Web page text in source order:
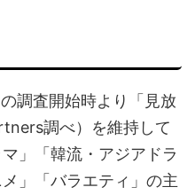
調査開始時より「見放
調べ）を維持して
」「韓流・アジアドラ
」「バラエティ」の主